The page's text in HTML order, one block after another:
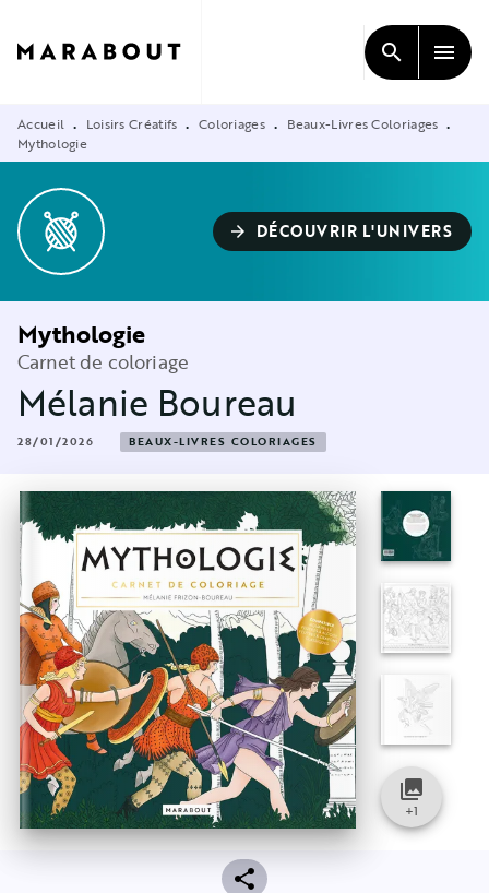
CONTENU
search menu
Accueil • Loisirs Créatifs • Coloriages • Beaux-Livres Coloriages •
Mythologie
arrow_forward DÉCOUVRIR L'UNIVERS
Mythologie
Carnet de coloriage
Mélanie Boureau
28/01/2026 BEAUX-LIVRES COLORIAGES
collections
+1